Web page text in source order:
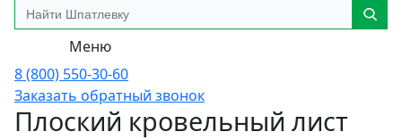
Меню
8 (800) 550-30-60
Заказать обратный звонок
Плоский кровельный лист